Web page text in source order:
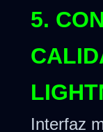
5.
Interfaz